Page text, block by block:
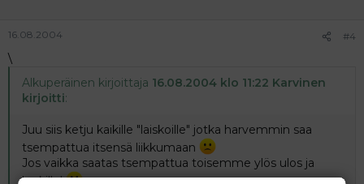
16.08.2004 #4
\
Alkuperäinen kirjoittaja 16.08.2004 klo 11:22 Karvinen
kirjoitti:
Juu siis ketju kaikille "laiskoille" jotka harvemmin saa
tsempattua itsensä liikkumaan
Jos vaikka saatas tsempattua toisemme ylös ulos ja
lenkille!